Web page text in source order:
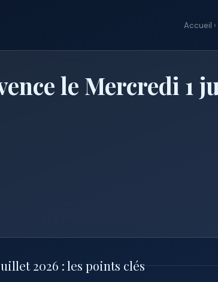
Accueil ›
le Mercredi 1
2026 : les points clés